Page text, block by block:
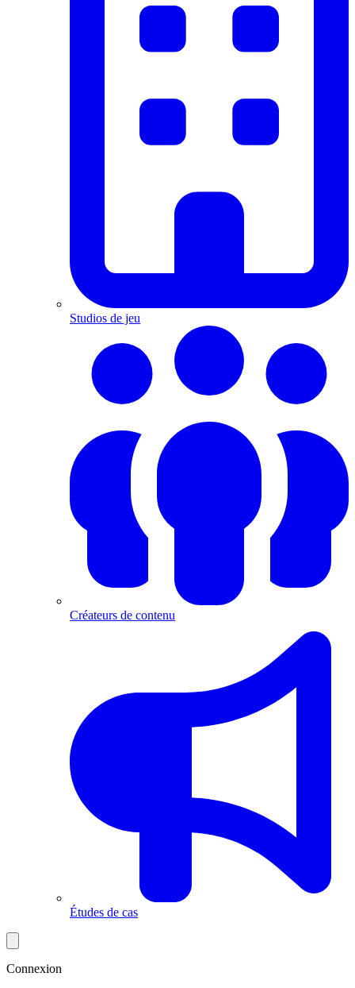
Studios de jeu
Créateurs de contenu
Études de cas
Connexion